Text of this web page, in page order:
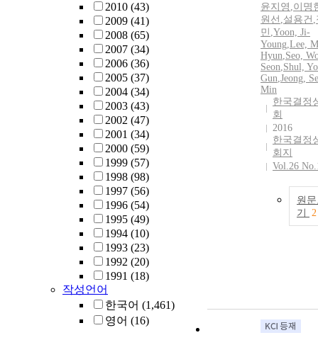
2010 (43)
2009 (41)
2008 (65)
2007 (34)
2006 (36)
2005 (37)
2004 (34)
2003 (43)
2002 (47)
2001 (34)
2000 (59)
1999 (57)
1998 (98)
1997 (56)
1996 (54)
1995 (49)
1994 (10)
1993 (23)
1992 (20)
1991 (18)
작성언어
한국어 (1,461)
영어 (16)
윤지영 ,이명
원선 ,설용건 ,
민 ,Yoon, Ji-
Young,Lee,
Hyun,Seo,
Seon,Shul,
Gun,Jeong,
Min
한국결정
회
2016
한국결정
회지
Vol.26
원
기
2